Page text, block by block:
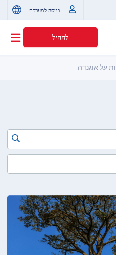
כניסה למערכת
להחיל